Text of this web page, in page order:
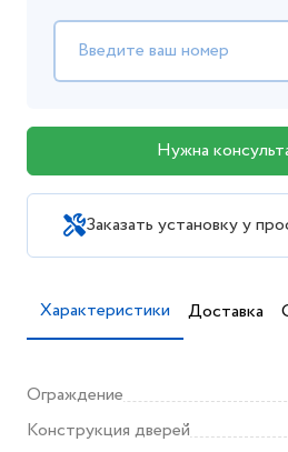
Нужна
Заказать установку у
Характеристики Доставка
Ограждение
Конструкция дверей